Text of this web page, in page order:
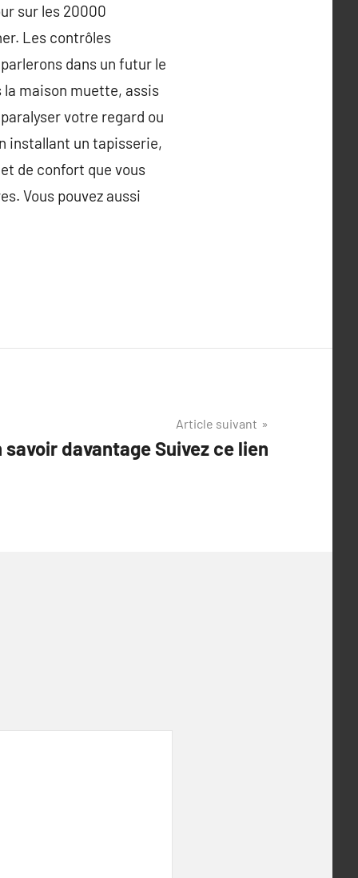
sur les 20000
Les contrôles
dans un futur le
la maison muette, assis
votre regard ou
installant un tapisserie,
de confort que vous
Vous pouvez aussi
Article suivant
savoir davantage Suivez ce lien